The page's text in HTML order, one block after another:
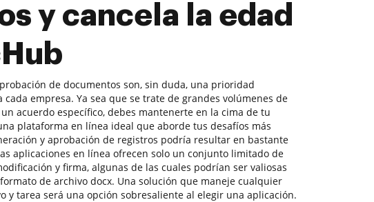
y cancela la edad
de documentos son, sin duda, una prioridad
empresa. Ya sea que se trate de grandes volúmenes de
acuerdo específico, debes mantenerte en la cima de tu
plataforma en línea ideal que aborde tus desafíos más
y aprobación de registros podría resultar en bastante
aplicaciones en línea ofrecen solo un conjunto limitado de
y firma, algunas de las cuales podrían ser valiosas
de archivo docx. Una solución que maneje cualquier
y tarea será una opción sobresaliente al elegir una aplicación.